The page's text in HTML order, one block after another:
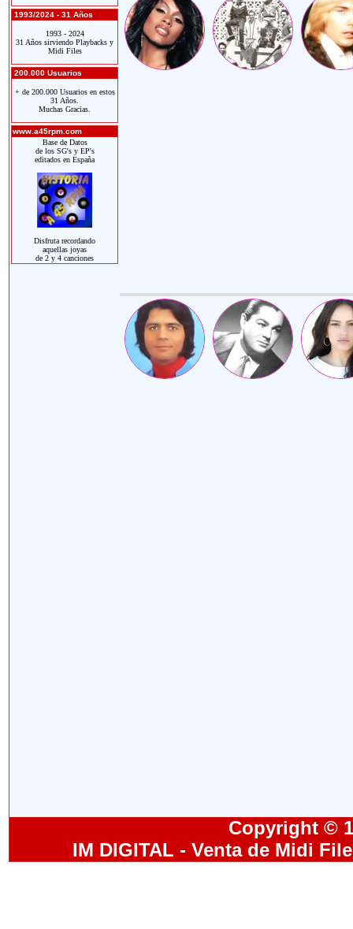
1993/2024 - 31 Años
1993 - 2024
31 Años sirviendo Playbacks y
Midi Files
200.000 Usuarios
+ de 200.000 Usuarios en estos
31 Años.
Muchas Gracias.
www.a45rpm.com
Base de Datos
de los SG's y EP's
editados en España
Disfruta recordando
aquellas joyas
de 2 y 4 canciones
Copyright ©
IM DIGITAL - Venta de Midi